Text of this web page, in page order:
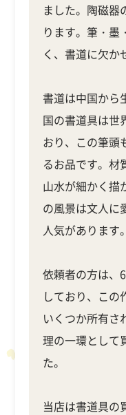
ました。陶磁器
ります。筆・墨
く、書道に欠か
書道は中国から
国の書道具は世
おり、この筆頭
るお品です。材
山水が細かく描
の風景は文人に
人気があります。
依頼者の方は、
しており、この
いくつか所有さ
理の一環として
た。
当店は書道具の